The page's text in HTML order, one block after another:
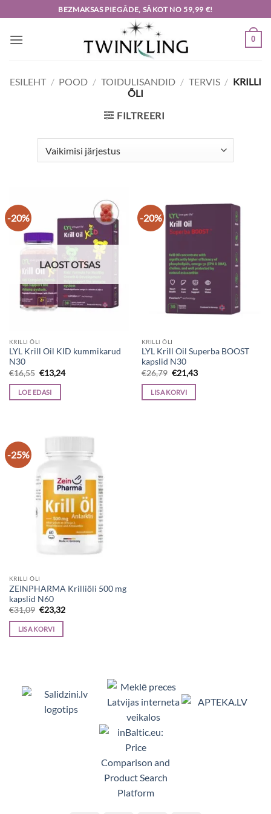
to
content
BEZMAKSAS PIEGĀDE, SĀKOT NO 59,99 €!
0
ESILEHT / POOD / TOIDULISANDID / TERVIS / KRILLI
ÕLI
FILTREERI
-20%
LAOST OTSAS
KRILLI ÕLI
LYL Krill Oil KID kummikarud
N30
€16,55 Algne
hind
oli:
€16,55.
€13,24Current
LOE EDASI
-20%
KRILLI ÕLI
LYL Krill Oil Superba BOOST
kapslid N30
€26,79 Algne
hind
oli:
€26,79.
€21,43Current
LISA KORVI
-25%
KRILLI ÕLI
ZEINPHARMA Krilliõli 500 mg
kapslid N60
€31,09 Algne
hind
oli:
€31,09.
€23,32Current
LISA KORVI
Viedpulksteņi, Makita, Ceļojumu